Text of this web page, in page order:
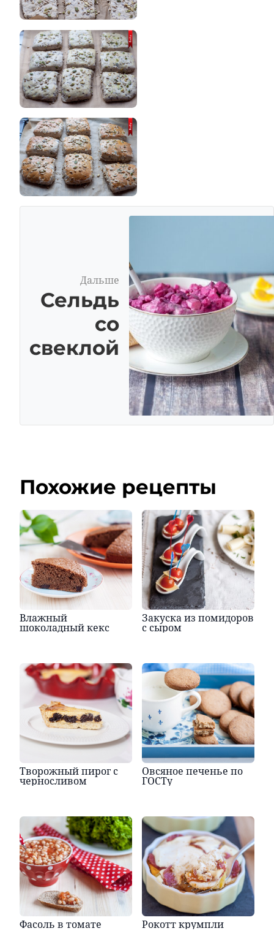
Дальше
Сельдь
со
свеклой
Похожие рецепты
Влажный
шоколадный кекс
Закуска из помидоров
с сыром
Творожный пирог с
черносливом
Овсяное печенье по
ГОСТу
Фасоль в томате Рокотт крумпли